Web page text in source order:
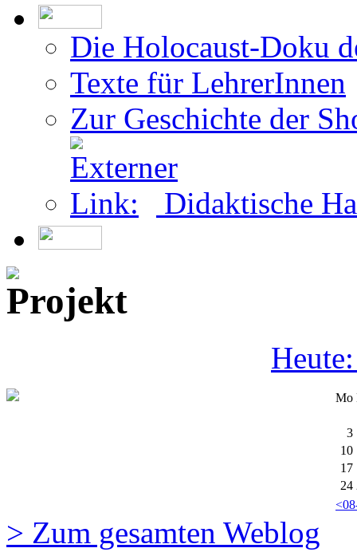
Die Holocaust-Doku
Texte für LehrerInnen
Zur Geschichte der
Didaktische
Mo
3
10
17
24
> Zum gesamten Weblog